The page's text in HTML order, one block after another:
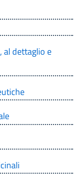
al dettaglio e